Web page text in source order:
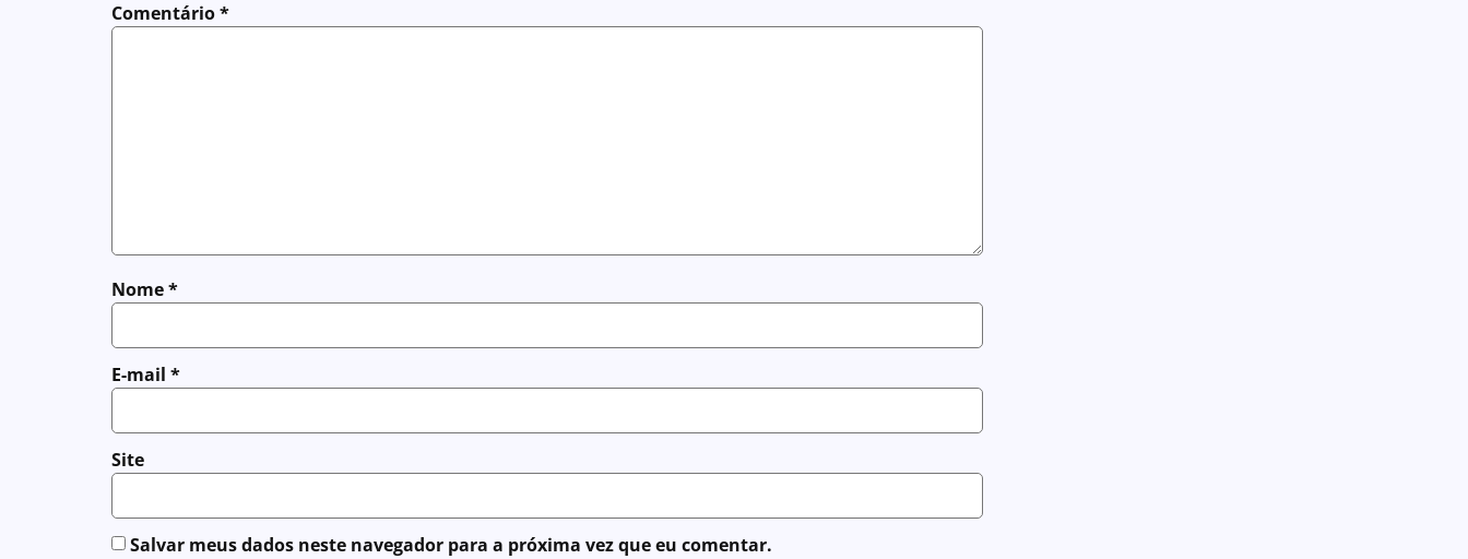
Comentário*
Nome*
E-mail *
Site
Salvar meus dados neste navegador para a próxima vez que eu comentar.